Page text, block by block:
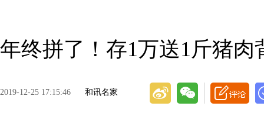
年终拼了！存1万送1斤猪
2019-12-25 17:15:46 和讯名家